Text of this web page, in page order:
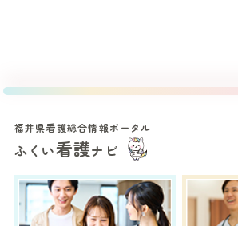
福井県看護総合情報ポータル
ふくい看護ナビ